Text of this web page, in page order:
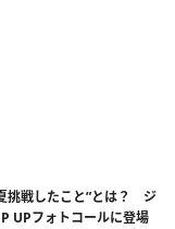
挑戦したこと”とは？ ジ
UPフォトコールに登場